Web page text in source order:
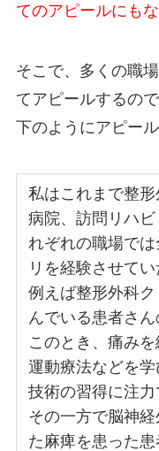
てのアピールにも
そこで、多くの職
てアピールするの
下のようにアピール
私はこれまで整
病院、訪問リハ
れぞれの職場で
リを経験させてい
例えば整形外科
んでいる患者さ
このとき、痛み
運動療法などを
技術の習得に注力
その一方で脳神
た麻痺を患った